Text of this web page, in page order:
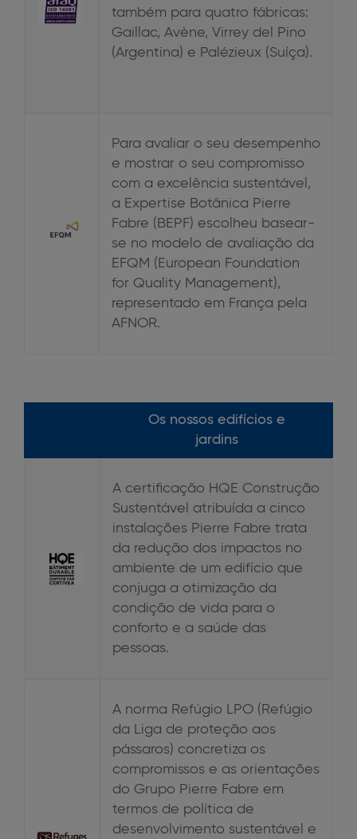
também para quatro fábricas:
Gaillac, Avène, Virrey del Pino
(Argentina) e Palézieux (Suíça).
Para avaliar o seu desempenho
e mostrar o seu compromisso
com a excelência sustentável,
a Expertise Botânica Pierre
Fabre (BEPF) escolheu basear-
se no modelo de avaliação da
EFQM (European Foundation
for Quality Management),
representado em França pela
AFNOR.
Os nossos edifícios e
jardins
A certificação HQE Construção
Sustentável atribuída a cinco
instalações Pierre Fabre trata
da redução dos impactos no
ambiente de um edifício que
conjuga a otimização da
condição de vida para o
conforto e a saúde das
pessoas.
A norma Refúgio LPO (Refúgio
da Liga de proteção aos
pássaros) concretiza os
compromissos e as orientações
do Grupo Pierre Fabre em
termos de política de
desenvolvimento sustentável e